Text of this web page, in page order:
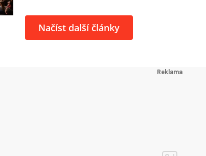
Načíst další články